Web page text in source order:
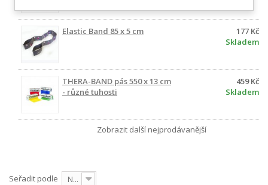
Elastic Band 85 x 5 cm
177 Kč
Skladem
THERA-BAND pás 550 x 13 cm
- různé tuhosti
459 Kč
Skladem
Zobrazit další nejprodávanější
Seřadit podle Nejprve produkty skladem